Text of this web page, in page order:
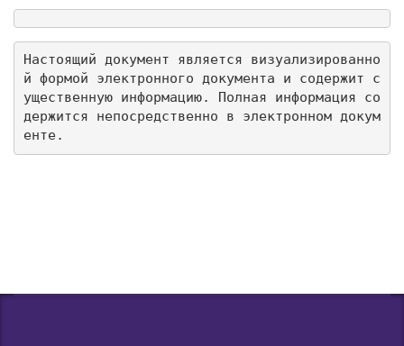
Настоящий документ является визуализированно
й формой электронного документа и содержит с
ущественную информацию. Полная информация со
держится непосредственно в электронном докум
енте.